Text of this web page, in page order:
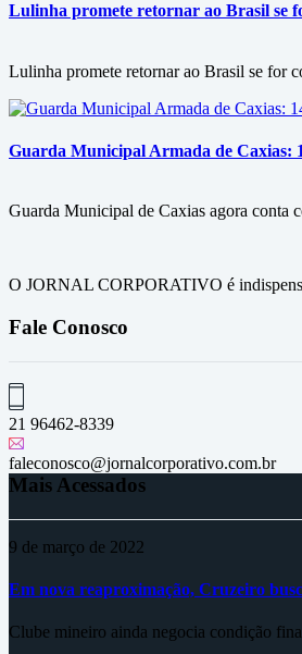
Lulinha promete retornar ao Brasil se
Lulinha promete retornar ao Brasil se for
Guarda Municipal Armada de Caxias:
Guarda Municipal de Caxias agora conta
O JORNAL CORPORATIVO é
Fale Conosco
21 96462-8339
faleconosco@jornalcorporativo.com.br
Mais Acessados
9 de março de 2022
Em nova reaproximação, Cruzeiro
Clube mineiro ainda negocia condição